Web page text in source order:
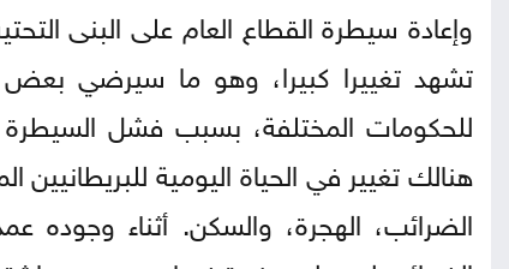
وإعادة سيطرة القطاع العام على البنى
تشهد تغييرا كبيرا، وهو ما سيرضي بعض
للحكومات المختلفة، بسبب فشل السيطرة
هنالك تغيير في الحياة اليومية
الضرائب، الهجرة، والسكن. أثناء